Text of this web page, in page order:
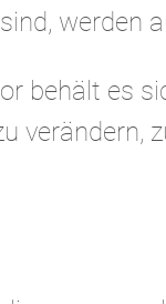
werden
behält es
verändern,